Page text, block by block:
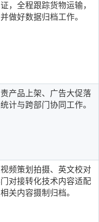
，全程跟踪货物运输，
做好数据归档工作。
产品上架、广告大促落
计与跨部门协同工作。
频策划拍摄、英文校对
对接转化技术内容适配
关内容摄制归档。